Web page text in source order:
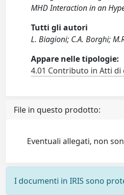
MHD Interaction in an
Tutti gli autori
L. Biagioni; C.A. Borghi;
Appare nelle tipologie:
4.01 Contributo in Atti di
File in questo prodotto:
Eventuali allegati, non
I documenti in IRIS sono